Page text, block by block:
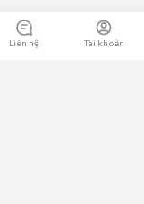
Liên hệ Tài khoản